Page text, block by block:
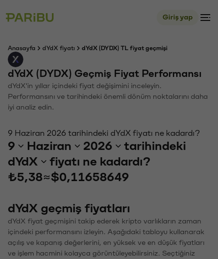
Giriş yap
Anasayfa dYdX fiyatı dYdX (DYDX) TL fiyat geçmişi
dYdX (DYDX) Geçmiş Fiyat Performansı
dYdX'in yıllar içindeki fiyat değişimini inceleyin.
Performansını ve tarihindeki önemli dönüm noktalarını daha
iyi analiz edin.
9 Haziran 2026 tarihindeki dYdX fiyatı ne kadardı?
9 Haziran 2026
tarihindeki
dYdX
fiyatı ne kadardı?
₺5,38≈$0,11658649
dYdX geçmiş fiyatları
dYdX fiyat geçmişini takip ederek kripto varlıkların zaman
içindeki performansını izleyin. Aşağıdaki tabloyu kullanarak
açılış ve kapanış değerlerini, en yüksek ve en düşük fiyatları
ve işlem hacmini kolayca görüntüleyebilirsiniz. Seçtiğiniz